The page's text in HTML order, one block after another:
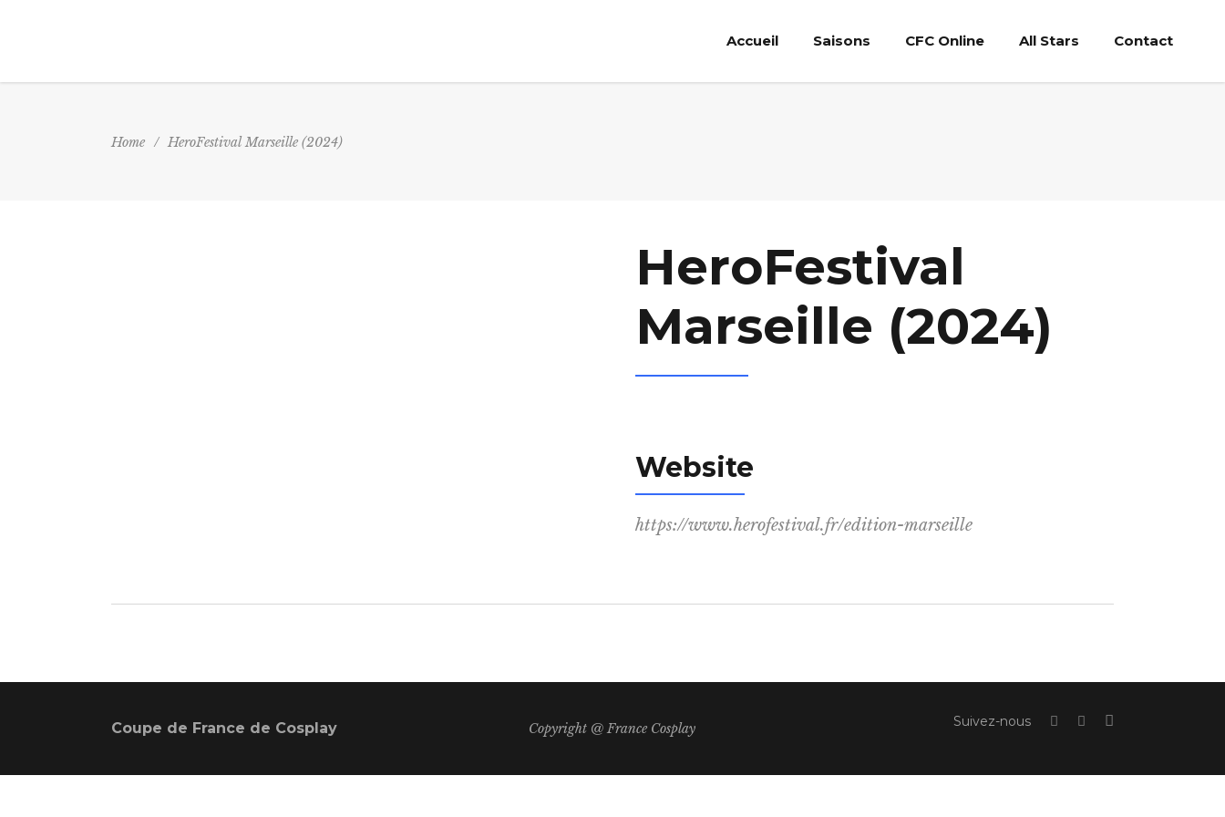
Accueil Saisons CFC Online All Stars Contact
Home / HeroFestival Marseille (2024)
HeroFestival
Marseille (2024)
Website
https://www.herofestival.fr/edition-marseille
Coupe de France de Cosplay Copyright @ France Cosplay Suivez-nous